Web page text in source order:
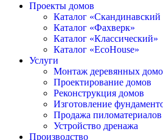
Проекты домов
Каталог «Скандинавский
Каталог «Фахверк»
Каталог «Классический»
Каталог «EcoHouse»
Услуги
Монтаж деревянных
Проектирование домов
Реконструкция домов
Изготовление
Продажа пиломатериалов
Устройство дренажа
Производство